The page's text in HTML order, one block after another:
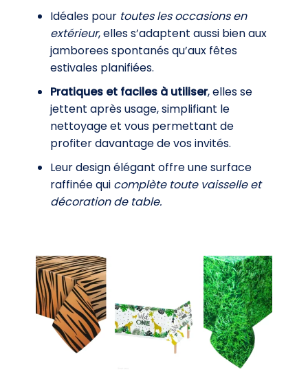
Idéales pour toutes les occasions en
extérieur, elles s’adaptent aussi bien aux
jamborees spontanés qu’aux fêtes
estivales planifiées.
Pratiques et faciles à utiliser, elles se
jettent après usage, simplifiant le
nettoyage et vous permettant de
profiter davantage de vos invités.
Leur design élégant offre une surface
raffinée qui complète toute vaisselle et
décoration de table.